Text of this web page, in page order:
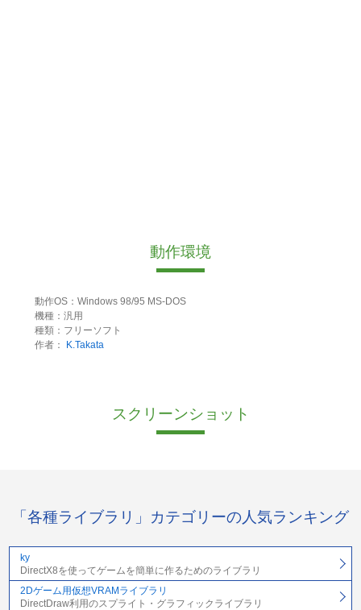
動作環境
動作OS：Windows 98/95 MS-DOS
機種：汎用
種類：フリーソフト
作者：
K.Takata
スクリーンショット
「各種ライブラリ」カテゴリーの人気ランキング
ky
DirectX8を使ってゲームを簡単に作るためのライブラリ
2Dゲーム用仮想VRAMライブラリ
DirectDraw利用のスプライト・グラフィックライブラリ